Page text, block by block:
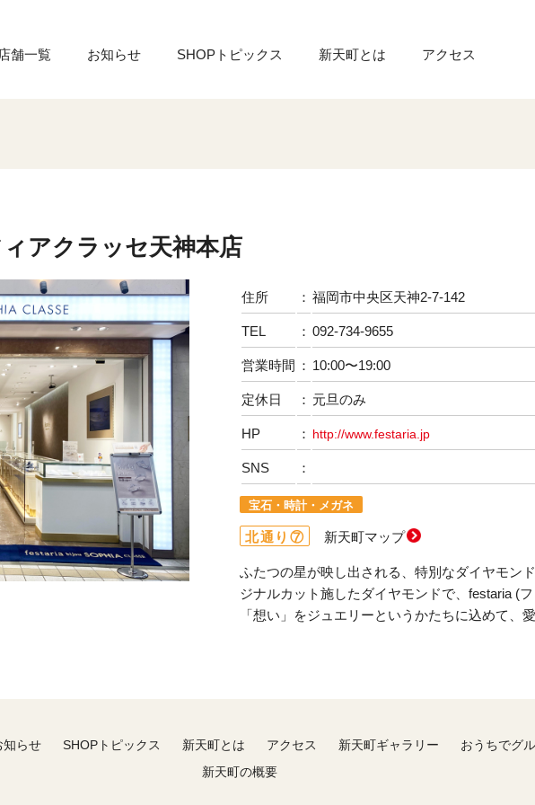
店舗一覧 お知らせ SHOPトピックス 新天町とは アクセス
アクラッセ天神本店
住所 ： 福岡市中央区天神2-7-142
TEL ： 092-734-9655
営業時間 ： 10:00〜19:00
定休日 ： 元旦のみ
HP ： http://www.festaria.jp
SNS ：
宝石・時計・メガネ
北通り⑦ 新天町マップ
ふたつの星が映し出される、特別なダイヤモン
ジナルカット施したダイヤモンドで、festaria (
「想い」をジュエリーというかたちに込めて、
知らせ SHOPトピックス 新天町とは アクセス 新天町ギャラリー おうちでグ
新天町の概要